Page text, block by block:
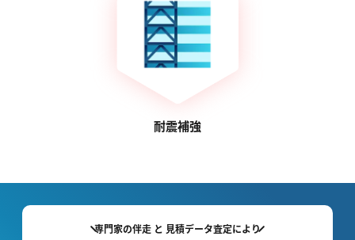
耐震補強
専門家の伴走 と 見積データ査定により